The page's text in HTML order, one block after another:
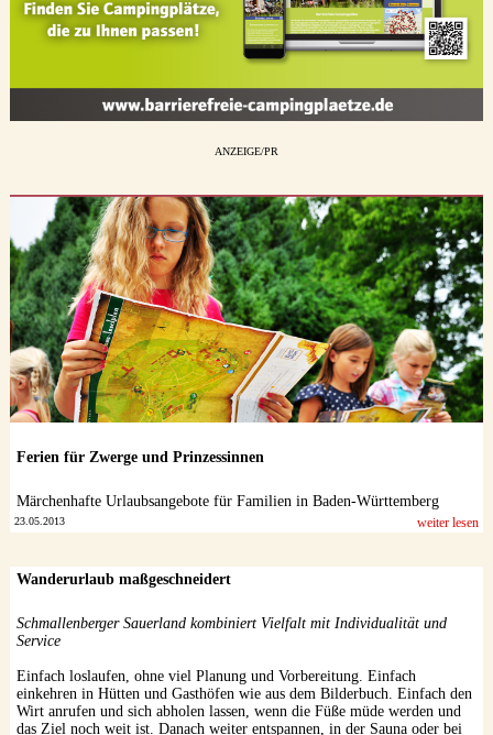
ANZEIGE/PR
Ferien für Zwerge und Prinzessinnen
Märchenhafte Urlaubsangebote für Familien in Baden-Württemberg
23.05.2013 weiter lesen
Wanderurlaub maßgeschneidert
Schmallenberger Sauerland kombiniert Vielfalt mit Individualität und
Service
Einfach loslaufen, ohne viel Planung und Vorbereitung. Einfach
einkehren in Hütten und Gasthöfen wie aus dem Bilderbuch. Einfach den
Wirt anrufen und sich abholen lassen, wenn die Füße müde werden und
das Ziel noch weit ist. Danach weiter entspannen, in der Sauna oder bei